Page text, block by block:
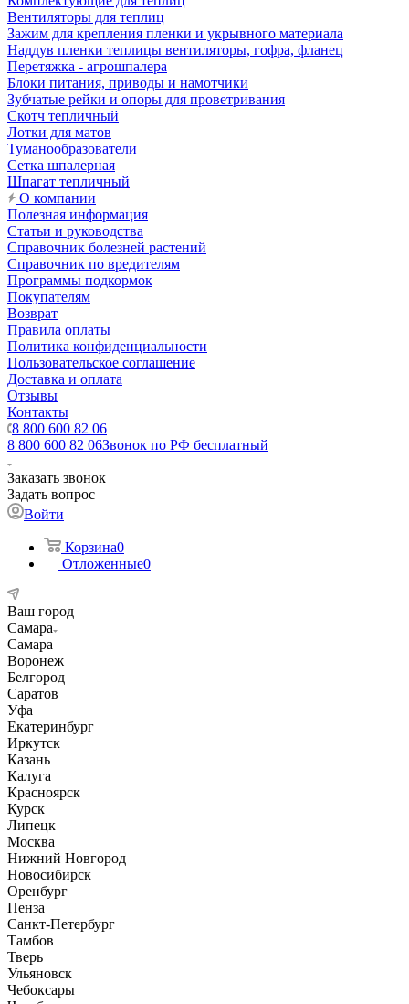
Вентиляторы для теплиц
Зажим для крепления пленки и укрывного материала
Наддув пленки теплицы вентиляторы, гофра, фланец
Перетяжка - агрошпалера
Блоки питания, приводы и намотчики
Зубчатые рейки и опоры для проветривания
Скотч тепличный
Лотки для матов
Туманообразователи
Сетка шпалерная
Шпагат тепличный
О компании
Полезная информация
Статьи и руководства
Справочник болезней растений
Справочник по вредителям
Программы подкормок
Покупателям
Возврат
Правила оплаты
Политика конфиденциальности
Пользовательское соглашение
Доставка и оплата
Отзывы
Контакты
8 800 600 82 06
8 800 600 82 06Звонок по РФ бесплатный
Заказать звонок
Задать вопрос
Войти
Корзина0
Отложенные0
Ваш город
Самара
Самара
Воронеж
Белгород
Саратов
Уфа
Екатеринбург
Иркутск
Казань
Калуга
Красноярск
Курск
Липецк
Москва
Нижний Новгород
Новосибирск
Оренбург
Пенза
Санкт-Петербург
Тамбов
Тверь
Ульяновск
Чебоксары